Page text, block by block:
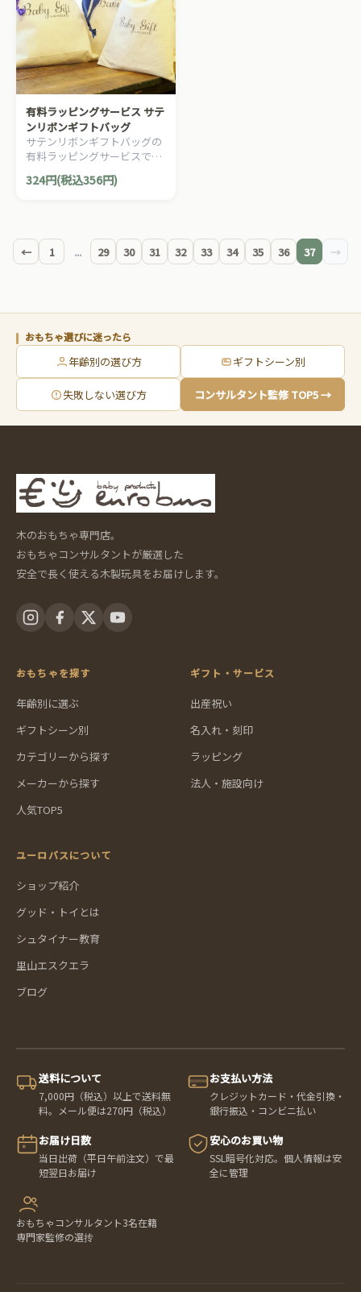
有料ラッピングサービス サテ
ンリボンギフトバッグ
サテンリボンギフトバッグの
有料ラッピングサービスで
324円(税込356円)
← 1 ... 29 30 31 32 33 34 35 36 37 →
おもちゃ選びに迷ったら
年齢別の選び方 ギフトシーン別
失敗しない選び方 コンサルタント監修 TOP5 →
木のおもちゃ専門店。
おもちゃコンサルタントが厳選した
安全で長く使える木製玩具をお届けします。
おもちゃを探す
年齢別に選ぶ
ギフトシーン別
カテゴリーから探す
メーカーから探す
人気TOP5
ギフト・サービス
出産祝い
名入れ・刻印
ラッピング
法人・施設向け
ユーロバスについて
ショップ紹介
グッド・トイとは
シュタイナー教育
里山エスクエラ
ブログ
送料について
7,000円（税込）以上で送料無
料。メール便は270円（税込）
お支払い方法
クレジットカード・代金引換・
銀行振込・コンビニ払い
お届け日数
当日出荷（平日午前注文）で最
短翌日お届け
安心のお買い物
SSL暗号化対応。個人情報は安
全に管理
おもちゃコンサルタント3名在籍
専門家監修の選抟